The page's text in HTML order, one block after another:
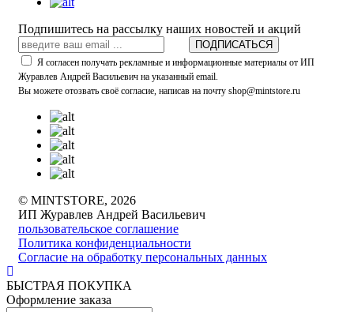
Подпишитесь на рассылку наших новостей и акций
ПОДПИСАТЬСЯ
Я согласен получать рекламные и информационные материалы от ИП
Журавлев Андрей Васильевич на указанный email.
Вы можете отозвать своё согласие, написав на почту shop@mintstore.ru
© MINTSTORE, 2026
ИП Журавлев Андрей Васильевич
пользовательское соглашение
Политика конфиденциальности
Согласие на обработку персональных данных
БЫСТРАЯ ПОКУПКА
Оформление заказа